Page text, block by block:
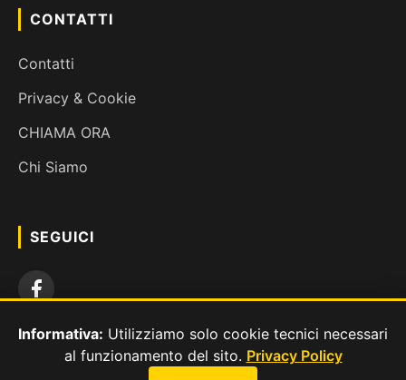
CONTATTI
Contatti
Privacy & Cookie
CHIAMA ORA
Chi Siamo
SEGUICI
Informativa: Utilizziamo solo cookie tecnici necessari
al funzionamento del sito. Privacy Policy